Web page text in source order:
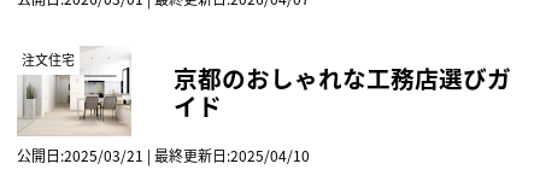
注文住宅 京都のおしゃれな工務店選びガ
イド
公開日:2025/03/21 | 最終更新日:2025/04/10